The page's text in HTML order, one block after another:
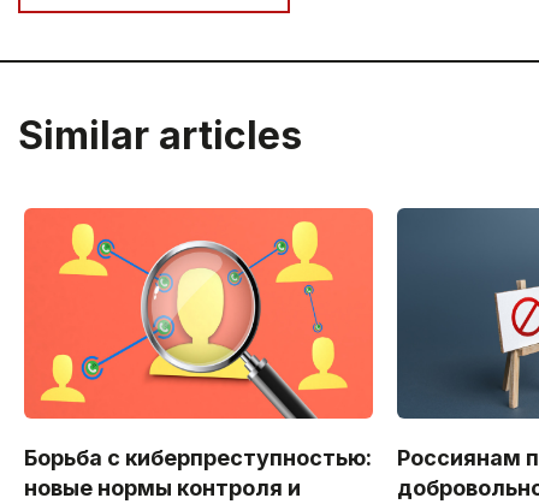
Similar articles
Борьба с киберпреступностью:
новые нормы контроля и
Россиянам